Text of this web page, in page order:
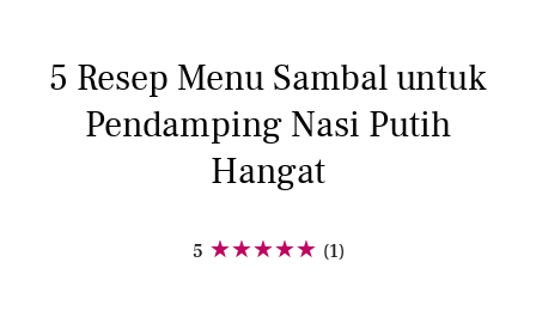
5 Resep Menu Sambal untuk
Pendamping Nasi Putih
Hangat
5 (1)